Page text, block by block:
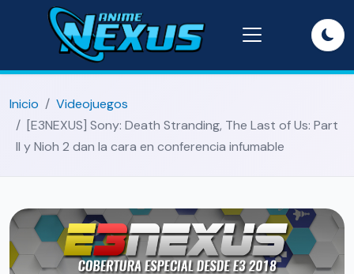
Inicio
Videojuegos
[E3NEXUS] Sony: Death Stranding, The Last of Us: Part
II y Nioh 2 dan la cara en conferencia infumable